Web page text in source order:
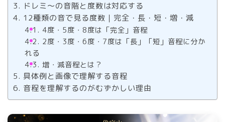
ドレミ～の音階と度数は対応する
12種類の音で見る度数｜完全・長・短・増・減
4度・5度・8度は「完全」音程
2度・3度・6度・7度は「長」「短」音程に分か
れる
増・減音程とは？
具体例と画像で理解する音程
音程を理解するのがむずかしい理由